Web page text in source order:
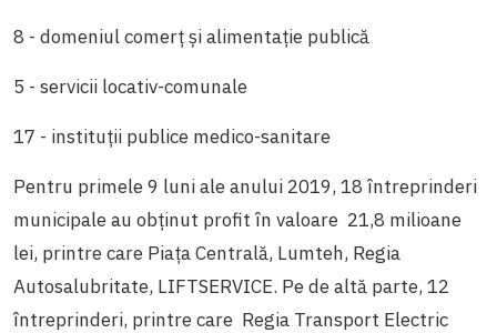
8 - domeniul comerț și alimentație publică
5 - servicii locativ-comunale
17 - instituții publice medico-sanitare
Pentru primele 9 luni ale anului 2019, 18 întreprinderi
municipale au obținut profit în valoare 21,8 milioane
lei, printre care Piața Centrală, Lumteh, Regia
Autosalubritate, LIFTSERVICE. Pe de altă parte, 12
întreprinderi, printre care Regia Transport Electric